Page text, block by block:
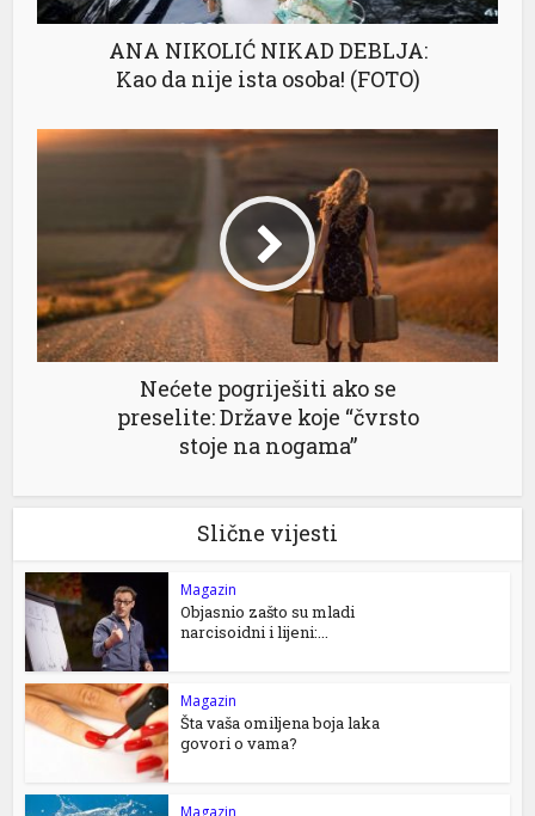
ANA NIKOLIĆ NIKAD DEBLJA:
Kao da nije ista osoba! (FOTO)
Nećete pogriješiti ako se
preselite: Države koje “čvrsto
stoje na nogama”
Slične vijesti
Magazin
Objasnio zašto su mladi
narcisoidni i lijeni:...
Magazin
Šta vaša omiljena boja laka
govori o vama?
Magazin